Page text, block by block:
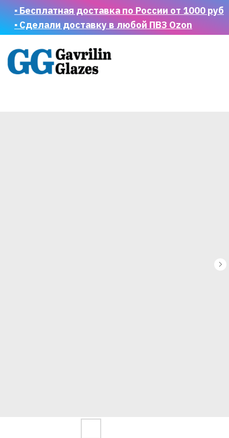
▪ Бесплатная доставка по России от 1000 руб
▪ Сделали доставку в любой ПВЗ Ozon